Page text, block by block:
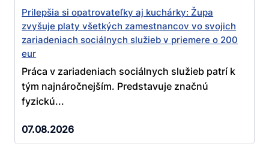
Prilepšia si opatrovateľky aj kuchárky: Župa
zvyšuje platy všetkých zamestnancov vo svojich
zariadeniach sociálnych služieb v priemere o 200
eur
Práca v zariadeniach sociálnych služieb patrí k
tým najnáročnejším. Predstavuje značnú
fyzickú...
07.08.2026